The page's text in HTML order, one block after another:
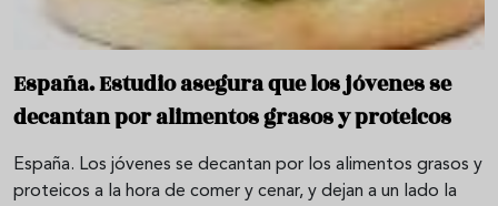
España. Estudio asegura que los jóvenes se
decantan por alimentos grasos y proteicos
España. Los jóvenes se decantan por los alimentos grasos y
proteicos a la hora de comer y cenar, y dejan a un lado la